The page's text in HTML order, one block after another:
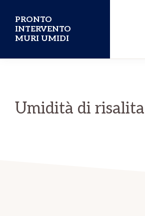
contenuto
principale
PRONTO
INTERVENTO
MURI UMIDI
Umidità di